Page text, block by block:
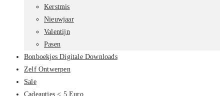
Kerstmis
Nieuwjaar
Valentijn
Pasen
Bonboekjes Digitale Downloads
Zelf Ontwerpen
Sale
Cadeautjes < 5 Euro